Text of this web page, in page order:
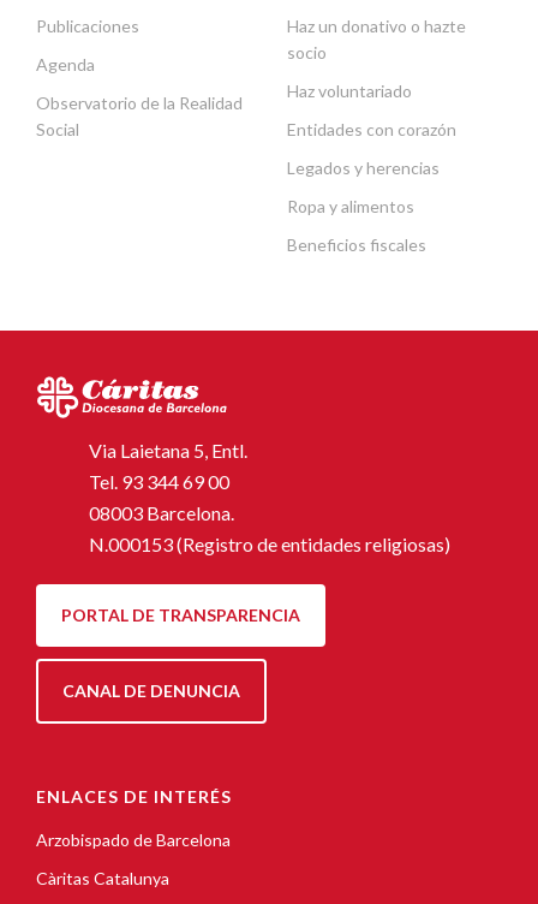
Publicaciones
Agenda
Observatorio de la Realidad
Social
Haz un donativo o hazte
socio
Haz voluntariado
Entidades con corazón
Legados y herencias
Ropa y alimentos
Beneficios fiscales
Via Laietana 5, Entl.
Tel. 93 344 69 00
08003 Barcelona.
N.000153 (Registro de entidades religiosas)
PORTAL DE TRANSPARENCIA
CANAL DE DENUNCIA
ENLACES DE INTERÉS
Arzobispado de Barcelona
Càritas Catalunya